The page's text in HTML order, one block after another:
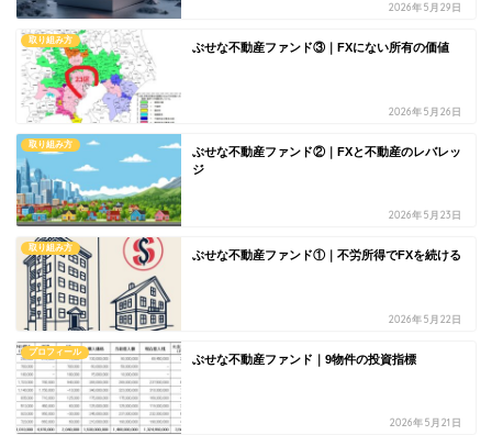
2026年5月29日
取り組み方
ぶせな不動産ファンド③｜FXにない所有の価値
2026年5月26日
取り組み方
ぶせな不動産ファンド②｜FXと不動産のレバレッ
ジ
2026年5月23日
取り組み方
ぶせな不動産ファンド①｜不労所得でFXを続ける
2026年5月22日
プロフィール
ぶせな不動産ファンド｜9物件の投資指標
2026年5月21日